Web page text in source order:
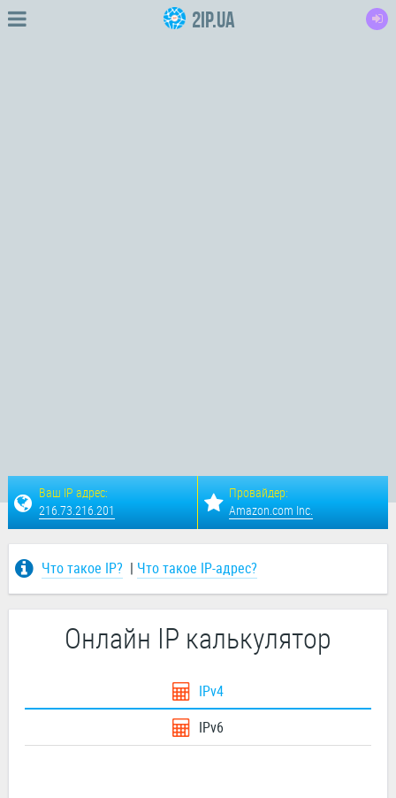
2IP.ua
Ваш IP адрес:
216.73.216.201
Провайдер:
Amazon.com Inc.
Что такое IP? | Что такое IP-адрес?
Онлайн IP калькулятор
IPv4
IPv6